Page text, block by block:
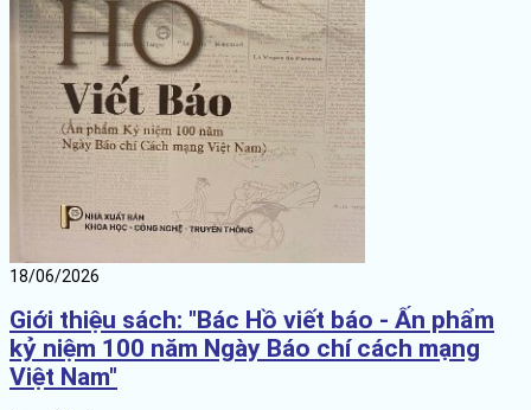
18/06/2026
Giới thiệu sách: "Bác Hồ viết báo - Ấn phẩm
kỷ niệm 100 năm Ngày Báo chí cách mạng
Việt Nam"